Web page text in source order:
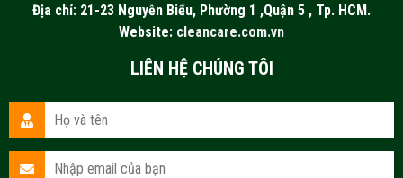
Địa chỉ: 21-23 Nguyễn Biểu, Phường 1 ,Quận 5 , Tp. HCM.
Website: cleancare.com.vn
LIÊN HỆ CHÚNG TÔI